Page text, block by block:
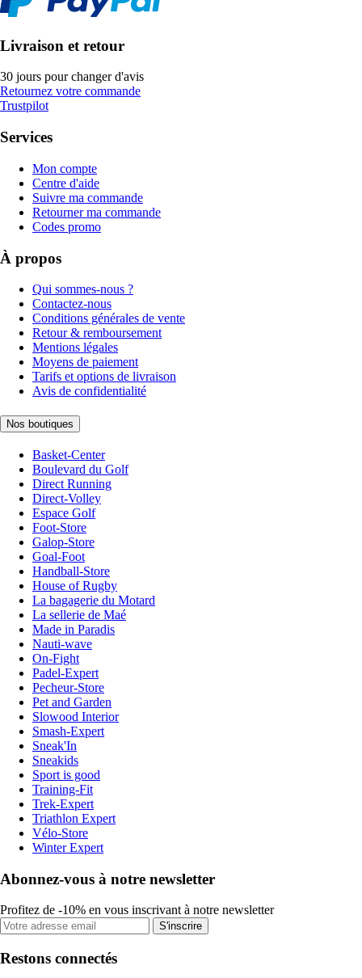
Livraison et retour
30 jours pour changer d'avis
Retournez votre commande
Trustpilot
Services
Mon compte
Centre d'aide
Suivre ma commande
Retourner ma commande
Codes promo
À propos
Qui sommes-nous ?
Contactez-nous
Conditions générales de vente
Retour & remboursement
Mentions légales
Moyens de paiement
Tarifs et options de livraison
Avis de confidentialité
Nos boutiques
Basket-Center
Boulevard du Golf
Direct Running
Direct-Volley
Espace Golf
Foot-Store
Galop-Store
Goal-Foot
Handball-Store
House of Rugby
La bagagerie du Motard
La sellerie de Maé
Made in Paradis
Nauti-wave
On-Fight
Padel-Expert
Pecheur-Store
Pet and Garden
Slowood Interior
Smash-Expert
Sneak'In
Sneakids
Sport is good
Training-Fit
Trek-Expert
Triathlon Expert
Vélo-Store
Winter Expert
Abonnez-vous à notre newsletter
Profitez de -10% en vous inscrivant à notre newsletter
S'inscrire
Restons connectés